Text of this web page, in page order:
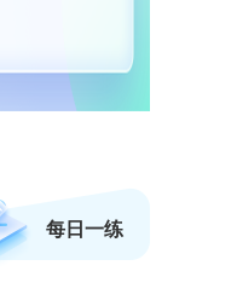
每日一练